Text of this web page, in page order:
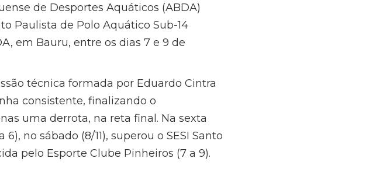
de Desportes Aquáticos (ABDA)
Paulista de Polo Aquático Sub-14
em Bauru, entre os dias 7 e 9 de
técnica formada por Eduardo Cintra
consistente, finalizando o
uma derrota, na reta final. Na sexta
6), no sábado (8/11), superou o SESI Santo
pelo Esporte Clube Pinheiros (7 a 9).